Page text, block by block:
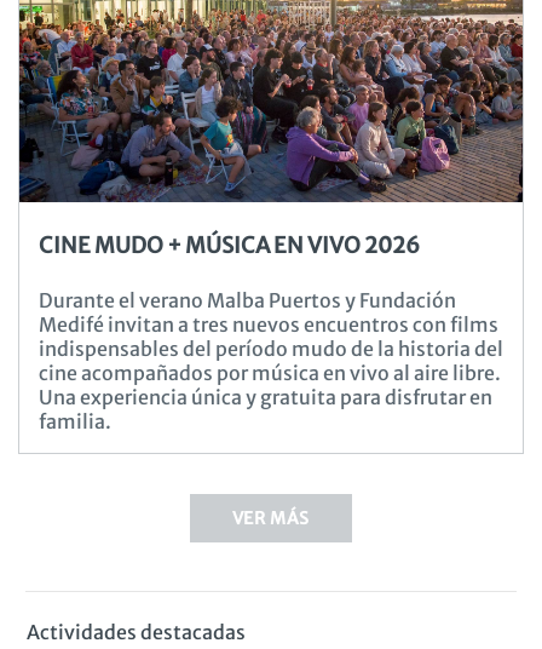
CINE MUDO + MÚSICA EN VIVO 2026
Durante el verano Malba Puertos y Fundación
Medifé invitan a tres nuevos encuentros con films
indispensables del período mudo de la historia del
cine acompañados por música en vivo al aire libre.
Una experiencia única y gratuita para disfrutar en
familia.
VER MÁS
Actividades destacadas